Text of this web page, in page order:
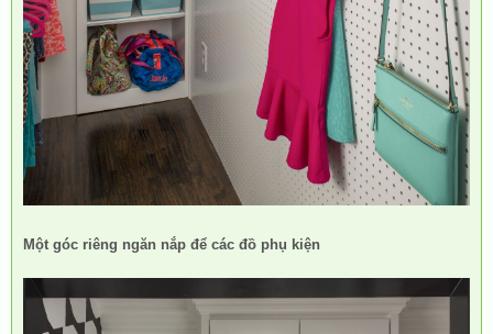
Một góc riêng ngăn nắp để các đồ phụ kiện